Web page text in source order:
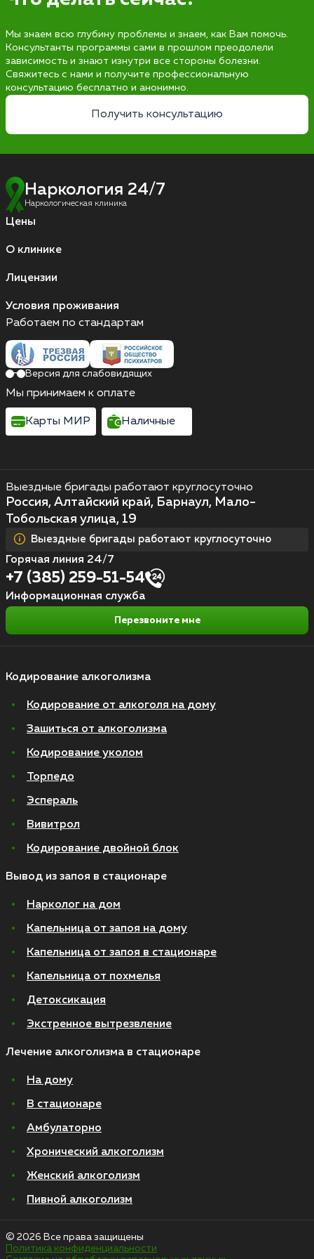
Мы знаем всю глубину проблемы и знаем, как Вам помочь.
Консультанты программы сами в прошлом преодолели
зависимость и знают изнутри все стороны болезни.
Свяжитесь с нами и получите профессиональную
консультацию бесплатно и анонимно.
Получить консультацию
Наркология 24/7
Наркологическая клиника
Цены
О клинике
Лицензии
Условия проживания
Кодирование алкоголизма
Кодирование от алкоголя на дому
Зашиться от алкоголизма
Кодирование уколом
Торпедо
Эспераль
Вивитрол
Кодирование двойной блок
Вывод из запоя в стационаре
Нарколог на дом
Капельница от запоя на дому
Капельница от запоя в стационаре
Капельница от похмелья
Детоксикация
Экстренное вытрезвление
Лечение алкоголизма в стационаре
На дому
В стационаре
Амбулаторно
Хронический алкоголизм
Женский алкоголизм
Пивной алкоголизм
Выездные бригады работают круглосуточно
Россия, Алтайский край, Барнаул, Мало-
Тобольская улица, 19
Выездные бригады работают круглосуточно
Горячая линия 24/7
+7 (385) 259-51-54
Информационная служба
Перезвоните мне
Работаем по стандартам
Версия для слабовидящих
Мы принимаем к оплате
Карты МИР Наличные
© 2026 Все права защищены
Политика конфиденциальности